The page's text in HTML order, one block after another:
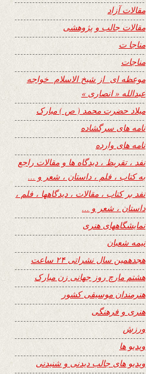
مقالات آزاد
مقالات جالب و پژوهشی
مناجا ت
مناجات
موعظه ای از شیخ الاسلام خواجه
عبدالله « انصاری »
میلاد حضرت محمد ( ص ) مبارک
نامه های سرگشاده
نامه های وارده
نفد ، تقریظ ، دیدگاه ها و مقالات راجع
به کتاب ، فلم ، داستان ، شعر و …
نفد بر کتاب ، مقالات ، دیدگاهها ، فلم ،
داستان ، شعر و …
نمایشگاههای هنری
نیمه شعبان
هجدهمین سال نشراتی ۲۴ ساعت
هشتم مارچ روز جهانی زن مبارک
هنرمندان موسیقی کشور
هنری و فرهنگی
ورزش
ویدیو ها
ویدیو های جالب دیدنی و شنیدنی